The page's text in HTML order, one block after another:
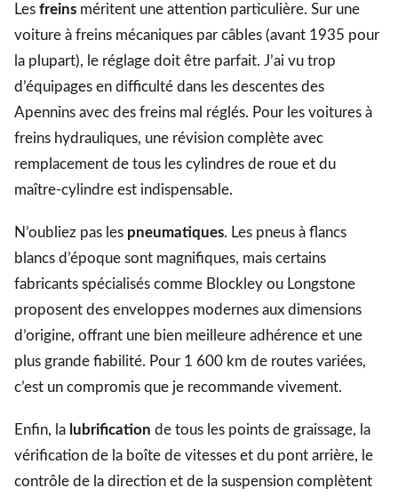
Les freins méritent une attention particulière. Sur une
voiture à freins mécaniques par câbles (avant 1935 pour
la plupart), le réglage doit être parfait. J’ai vu trop
d’équipages en difficulté dans les descentes des
Apennins avec des freins mal réglés. Pour les voitures à
freins hydrauliques, une révision complète avec
remplacement de tous les cylindres de roue et du
maître-cylindre est indispensable.
N’oubliez pas les pneumatiques. Les pneus à flancs
blancs d’époque sont magnifiques, mais certains
fabricants spécialisés comme Blockley ou Longstone
proposent des enveloppes modernes aux dimensions
d’origine, offrant une bien meilleure adhérence et une
plus grande fiabilité. Pour 1 600 km de routes variées,
c’est un compromis que je recommande vivement.
Enfin, la lubrification de tous les points de graissage, la
vérification de la boîte de vitesses et du pont arrière, le
contrôle de la direction et de la suspension complètent